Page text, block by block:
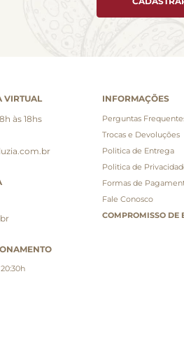
VIRTUAL
às 18hs
INFORMAÇÕES
Perguntas
Trocas e Devoluções
Politica de Entrega
Politica de
Formas de
Fale Conosco
COMPROMISSO DE